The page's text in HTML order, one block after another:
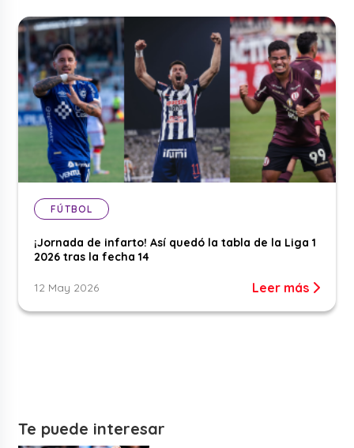
FÚTBOL
¡Jornada de infarto! Así quedó la tabla de la Liga 1
2026 tras la fecha 14
12 May 2026 Leer más
Te puede interesar